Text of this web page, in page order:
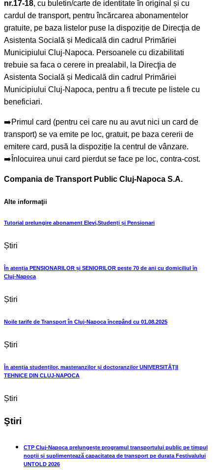
nr.17-18, cu buletin/carte de identitate în original și cu
cardul de transport, pentru încărcarea abonamentelor
gratuite, pe baza listelor puse la dispoziție de Direcţia de
Asistenta Socială și Medicală din cadrul Primăriei
Municipiului Cluj-Napoca. Persoanele cu dizabilitati
trebuie sa faca o cerere in prealabil, la Direcţia de
Asistenta Socială și Medicală din cadrul Primăriei
Municipiului Cluj-Napoca, pentru a fi trecute pe listele cu
beneficiari.
➡️Primul card (pentru cei care nu au avut nici un card de
transport) se va emite pe loc, gratuit, pe baza cererii de
emitere card, pusă la dispoziție la centrul de vânzare.
➡️Înlocuirea unui card pierdut se face pe loc, contra-cost.
Compania de Transport Public Cluj-Napoca S.A.
Alte informaţii
Tutorial prelungire abonament Elevi,Studenți și Pensionari
Știri
În atenția PENSIONARILOR și SENIORILOR peste 70 de ani cu domiciliul ȋn
Cluj-Napoca
Știri
Noile tarife de Transport în Cluj-Napoca ȋncepând cu 01.08.2025
Știri
În atenția studenților, masteranzilor și doctoranzilor UNIVERSITĂŢII
TEHNICE DIN CLUJ-NAPOCA
Știri
Ştiri
CTP Cluj-Napoca prelungește programul transportului public pe timpul
nopții și suplimentează capacitatea de transport pe durata Festivalului
UNTOLD 2026